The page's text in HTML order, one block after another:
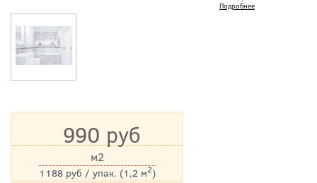
Подробнее
990 руб
1188 руб / упак. (1,2 м2)
м2
*Цена указана с учетом НДС